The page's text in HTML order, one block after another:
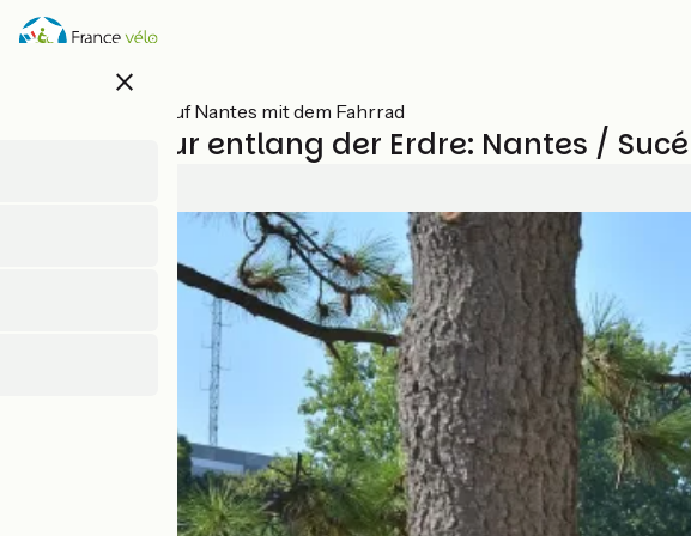
Direkt
zum
close
Alle Etappen auf Nantes mit dem Fahrrad
Fahrradtour entlang der Erdre: Nantes /